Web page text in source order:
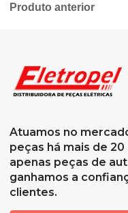
Produto anterior
Atuamos no
peças há mais de
apenas peças de
ganhamos a
clientes.